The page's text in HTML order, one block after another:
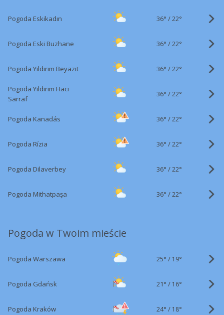
Pogoda Eskikadın 36° /22°
Pogoda Eski Buzhane 36° /22°
Pogoda Yıldırım Beyazıt 36° /22°
Pogoda Yıldırım Hacı
Sarraf
36° /22°
Pogoda Kanadás 36° /22°
Pogoda Rízia 36° /22°
Pogoda Dilaverbey 36° /22°
Pogoda Mithatpaşa 36° /22°
Pogoda w Twoim mieście
Pogoda Warszawa 25° / 19°
Pogoda Gdańsk 21° / 16°
Pogoda Kraków 24° / 18°